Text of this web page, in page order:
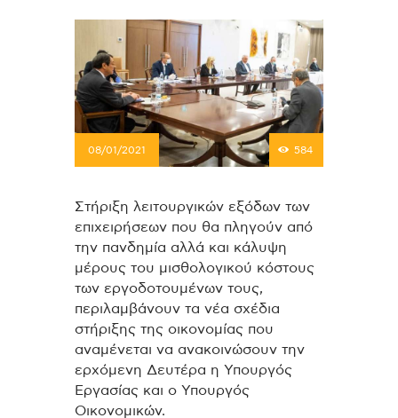
08/01/2021 584
Στήριξη λειτουργικών εξόδων των
επιχειρήσεων που θα πληγούν από
την πανδημία αλλά και κάλυψη
μέρους του μισθολογικού κόστους
των εργοδοτουμένων τους,
περιλαμβάνουν τα νέα σχέδια
στήριξης της οικονομίας που
αναμένεται να ανακοινώσουν την
ερχόμενη Δευτέρα η Υπουργός
Εργασίας και ο Υπουργός
Οικονομικών.